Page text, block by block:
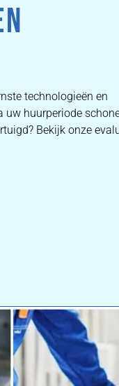
technologieën en
uw huurperiode
Bekijk onze